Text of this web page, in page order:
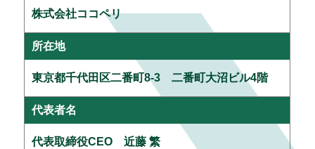
株式会社ココペリ
所在地
東京都千代田区二番町8-3 二番町大沼ビル4階
代表者名
代表取締役CEO 近藤 繁